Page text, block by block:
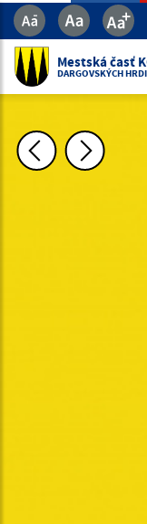
Mestská časť
DARGOVSKÝCH